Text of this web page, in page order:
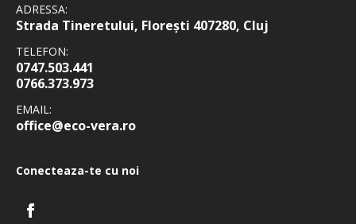
ADRESSA:
Strada Tineretului, Florești 407280, Cluj
TELEFON:
0747.503.441
0766.373.973
EMAIL:
office@eco-vera.ro
Conecteaza-te cu noi